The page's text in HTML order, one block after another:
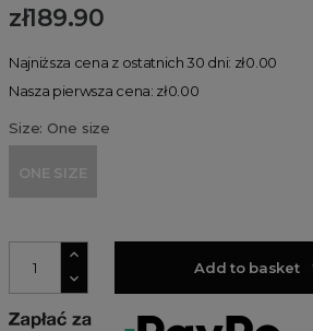
zł189.90
Najniższa cena z ostatnich 30 dni: zł0.00
Nasza pierwsza cena: zł0.00
Size: One size
ONE SIZE
Add to basket